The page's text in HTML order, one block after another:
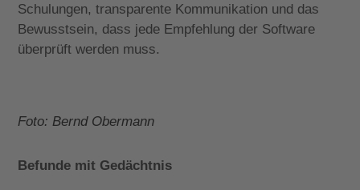
Schulungen, transparente Kommunikation und das
Bewusstsein, dass jede Empfehlung der Software
überprüft werden muss.
Foto: Bernd Obermann
Befunde mit Gedächtnis